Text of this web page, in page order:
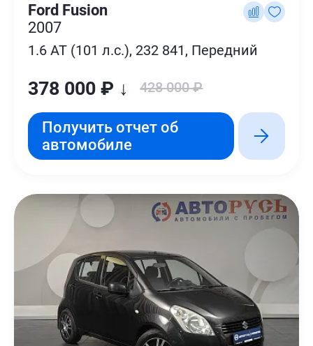
Ford Fusion
2007
1.6 AT (101 л.с.), 232 841, Передний
378 000 ₽ ↓ 428 000 ₽
Получить отчет об
автомобиле